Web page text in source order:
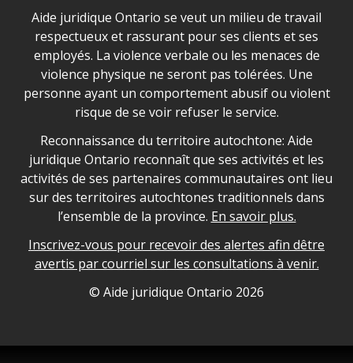
Déclaration sur la sécurité dans les locaux d'AJO.
Aide juridique Ontario se veut un milieu de travail
respectueux et rassurant pour ses clients et ses
employés. La violence verbale ou les menaces de
violence physique ne seront pas tolérées. Une
personne ayant un comportement abusif ou violent
risque de se voir refuser le service.
Legal Aid Ontario land acknowledgement
Reconnaissance du territoire autochtone: Aide
juridique Ontario reconnaît que ses activités et les
activités de ses partenaires communautaires ont lieu
sur des territoires autochtones traditionnels dans
l’ensemble de la province. En savoir plus.
Inscrivez-vous pour recevoir des alertes afin dêtre
avertis par courriel sur les consultations à venir.
Legal Aid Ontario copyright information
© Aide juridique Ontario 2026